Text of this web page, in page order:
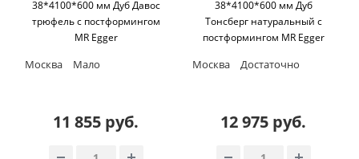
38*4100*600 мм Дуб Давос
трюфель с постформингом
MR Egger
Москва Мало
11 855 руб.
38*4100*600 мм Дуб
Тонсберг натуральный с
постформингом MR Egger
Москва Достаточно
12 975 руб.